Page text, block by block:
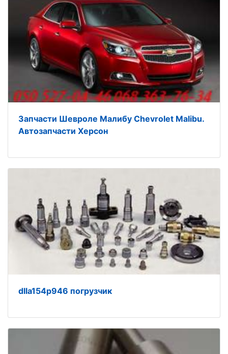
Запчасти Шевроле Малибу Chevrolet Malibu.
Автозапчасти Херсон
dlla154p946 погрузчик